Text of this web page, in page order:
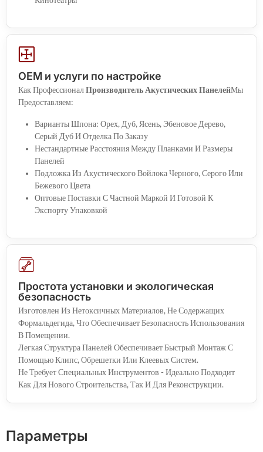
OEM и услуги по настройке
Как ПрофессионалПроизводитель Акустических ПанелейМы
Предоставляем:
Варианты Шпона: Орех, Дуб, Ясень, Эбеновое Дерево,
Серый Дуб И Отделка По Заказу
Нестандартные Расстояния Между Планками И Размеры
Панелей
Подложка Из Акустического Войлока Черного, Серого Или
Бежевого Цвета
Оптовые Поставки С Частной Маркой И Готовой К
Экспорту Упаковкой
Простота установки и экологическая
безопасность
Изготовлен Из Нетоксичных Материалов, Не Содержащих
Формальдегида, Что Обеспечивает Безопасность Использования
В Помещении.
Легкая Структура Панелей Обеспечивает Быстрый Монтаж С
Помощью Клипс, Обрешетки Или Клеевых Систем.
Не Требует Специальных Инструментов - Идеально Подходит
Как Для Нового Строительства, Так И Для Реконструкции.
Параметры